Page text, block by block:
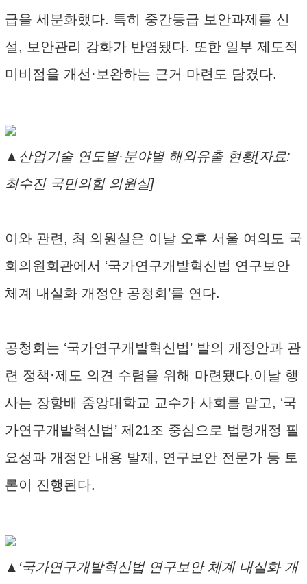
급을 세분화했다. 특히 중간등급 보안과제를 신
설, 보안관리 강화가 반영됐다. 또한 일부 제도적
미비점을 개선·보완하는 근거 마련도 담겼다.
▲산업기술 연도별·분야별 해외유출 현황[자료:
최수진 국민의힘 의원실]
이와 관련, 최 의원실은 이날 오후 서울 여의도 국
회의원회관에서 ‘국가연구개발혁신법 연구보안
체계 내실화 개정안 공청회’를 연다.
공청회는 ‘국가연구개발혁신법’ 발의 개정안과 관
련 정책·제도 의견 수렴을 위해 마련됐다.이날 행
사는 장항배 중앙대학교 교수가 사회를 맡고, ‘국
가연구개발혁신법’ 제21조 중심으로 법령개정 필
요성과 개정안 내용 발제, 연구보안 전문가 등 토
론이 진행된다.
▲‘국가연구개발혁신법 연구보안 체계 내실화 개